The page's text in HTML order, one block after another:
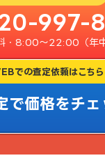
997-
・8:00〜22:00（年中
での査定依頼はこちら
で価格をチェ